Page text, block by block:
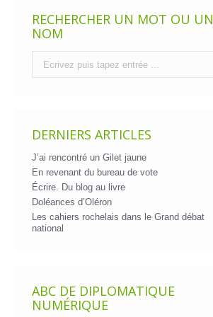
RECHERCHER UN MOT OU UN
NOM
DERNIERS ARTICLES
J’ai rencontré un Gilet jaune
En revenant du bureau de vote
Écrire. Du blog au livre
Doléances d’Oléron
Les cahiers rochelais dans le Grand débat
national
ABC DE DIPLOMATIQUE
NUMÉRIQUE